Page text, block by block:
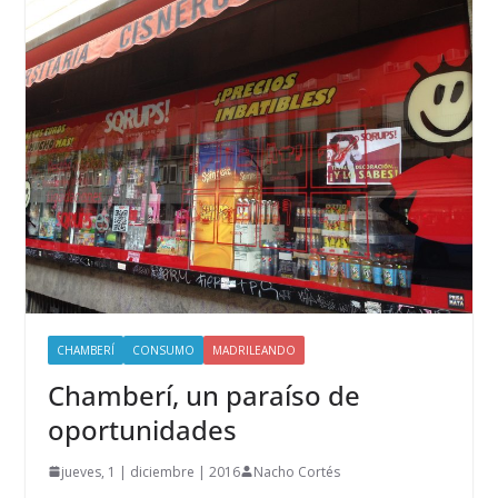
CHAMBERÍ CONSUMO MADRILEANDO
Chamberí, un paraíso de
oportunidades
jueves, 1 | diciembre | 2016 Nacho Cortés